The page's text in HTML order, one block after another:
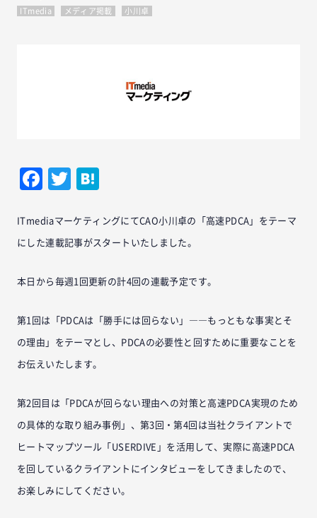
ITmedia メディア掲載 小川卓
Facebook
Twitter
ITmediaマーケティングにてCAO小川卓の「高速PDCA」をテーマ
にした連載記事がスタートいたしました。
本日から毎週1回更新の計4回の連載予定です。
第1回は「PDCAは「勝手には回らない」――もっともな事実とそ
の理由」をテーマとし、PDCAの必要性と回すために重要なことを
お伝えいたします。
第2回目は「PDCAが回らない理由への対策と高速PDCA実現のため
の具体的な取り組み事例」、第3回・第4回は当社クライアントで
ヒートマップツール「USERDIVE」を活用して、実際に高速PDCA
を回しているクライアントにインタビューをしてきましたので、
お楽しみにしてください。